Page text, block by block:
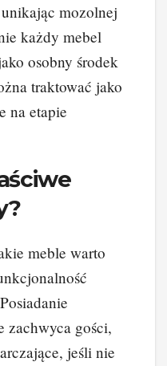
mozolnej
każdy mebel
osobny środek
traktować jako
na etapie
meble warto
zachwyca gości,
jeśli nie